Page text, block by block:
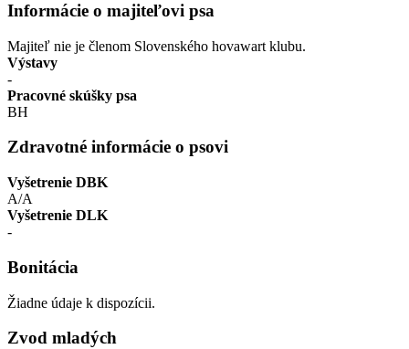
Informácie o majiteľovi psa
Majiteľ nie je členom Slovenského hovawart klubu.
Výstavy
-
Pracovné skúšky psa
BH
Zdravotné informácie o psovi
Vyšetrenie DBK
A/A
Vyšetrenie DLK
-
Bonitácia
Žiadne údaje k dispozícii.
Zvod mladých